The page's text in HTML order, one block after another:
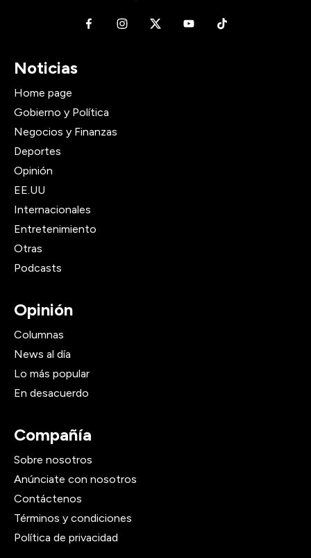
Noticias
Home page
Gobierno y Política
Negocios y Finanzas
Deportes
Opinión
EE.UU
Internacionales
Entretenimiento
Otras
Podcasts
Opinión
Columnas
News al día
Lo más popular
En desacuerdo
Compañía
Sobre nosotros
Anúnciate con nosotros
Contáctenos
Términos y condiciones
Política de privacidad